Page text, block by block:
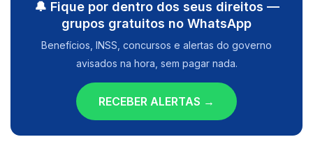
🔔 Fique por dentro dos seus direitos —
grupos gratuitos no WhatsApp
Benefícios, INSS, concursos e alertas do governo
avisados na hora, sem pagar nada.
RECEBER ALERTAS →